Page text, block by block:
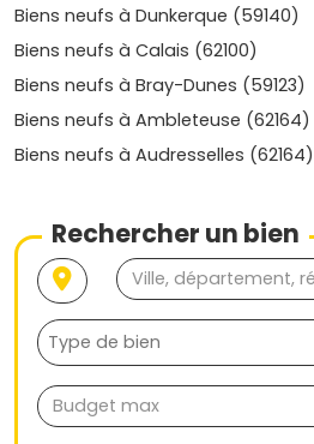
Biens neufs à Dunkerque (59140)
Biens neufs à Calais (62100)
Biens neufs à Bray-Dunes (59123)
Biens neufs à Ambleteuse (62164)
Biens neufs à Audresselles (62164)
Rechercher un bien